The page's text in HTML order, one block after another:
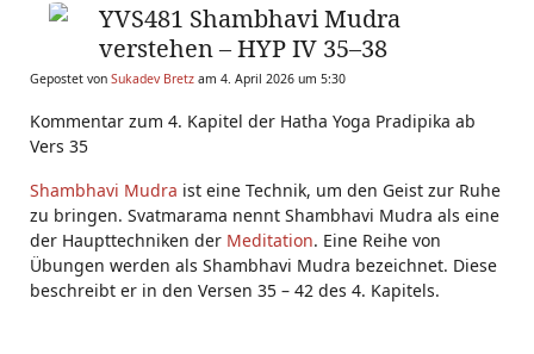
YVS481 Shambhavi Mudra
verstehen – HYP IV 35–38
Gepostet von Sukadev Bretz am 4. April 2026 um 5:30
Kommentar zum 4. Kapitel der Hatha Yoga Pradipika ab
Vers 35
Shambhavi Mudra ist eine Technik, um den Geist zur Ruhe
zu bringen. Svatmarama nennt Shambhavi Mudra als eine
der Haupttechniken der Meditation. Eine Reihe von
Übungen werden als Shambhavi Mudra bezeichnet. Diese
beschreibt er in den Versen 35 – 42 des 4. Kapitels.